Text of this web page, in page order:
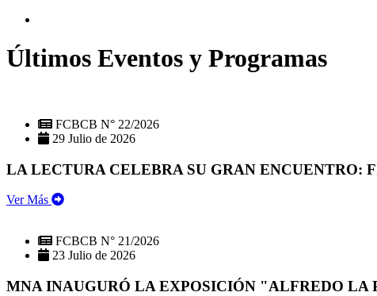
Últimos Eventos y Programas
FCBCB N° 22/2026
29 Julio de 2026
LA LECTURA CELEBRA SU GRAN ENCUENTRO:
Ver Más
FCBCB N° 21/2026
23 Julio de 2026
MNA INAUGURÓ LA EXPOSICIÓN "ALFREDO